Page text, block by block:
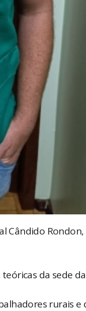
Cândido
da sede
rurais e